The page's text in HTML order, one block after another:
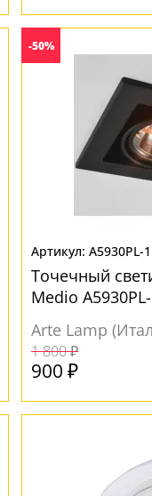
-50%
A5930PL-
Точечный
Medio
Arte Lamp
1 800 ₽
900 ₽